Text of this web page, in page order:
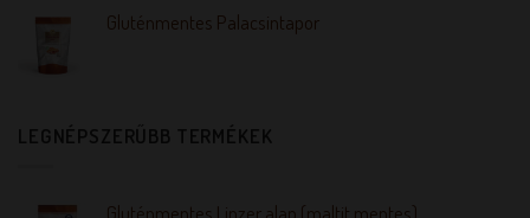
Gluténmentes Palacsintapor
LEGNÉPSZERŰBB TERMÉKEK
Gluténmentes Linzer alap (maltit mentes)